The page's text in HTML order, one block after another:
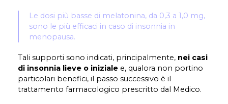
Le dosi più basse di melatonina, da 0,3 a 1,0 mg,
sono le più efficaci in caso di insonnia in
menopausa.
Tali supporti sono indicati, principalmente, nei casi
di insonnia lieve o iniziale e, qualora non portino
particolari benefici, il passo successivo è il
trattamento farmacologico prescritto dal Medico.